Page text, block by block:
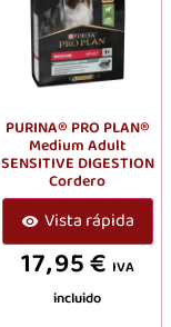
PURINA® PRO PLAN®
Medium Adult
SENSITIVE DIGESTION
Cordero
Vista rápida
17,95€ IVA
incluido